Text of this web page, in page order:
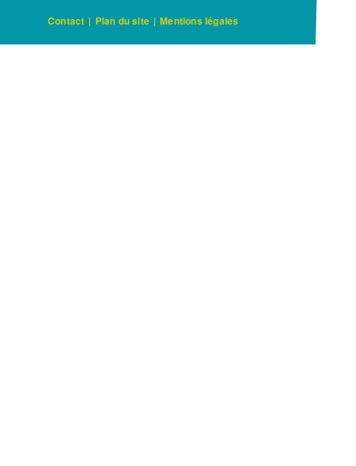
Contact | Plan du site | Mentions légales